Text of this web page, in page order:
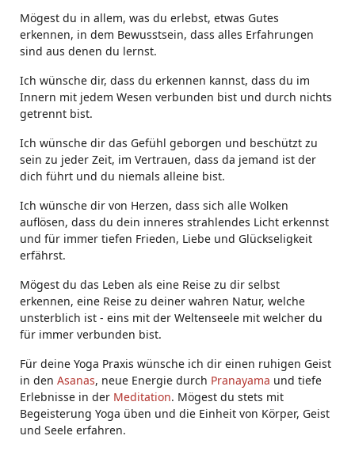
Mögest du in allem, was du erlebst, etwas Gutes
erkennen, in dem Bewusstsein, dass alles Erfahrungen
sind aus denen du lernst.
Ich wünsche dir, dass du erkennen kannst, dass du im
Innern mit jedem Wesen verbunden bist und durch nichts
getrennt bist.
Ich wünsche dir das Gefühl geborgen und beschützt zu
sein zu jeder Zeit, im Vertrauen, dass da jemand ist der
dich führt und du niemals alleine bist.
Ich wünsche dir von Herzen, dass sich alle Wolken
auflösen, dass du dein inneres strahlendes Licht erkennst
und für immer tiefen Frieden, Liebe und Glückseligkeit
erfährst.
Mögest du das Leben als eine Reise zu dir selbst
erkennen, eine Reise zu deiner wahren Natur, welche
unsterblich ist - eins mit der Weltenseele mit welcher du
für immer verbunden bist.
Für deine Yoga Praxis wünsche ich dir einen ruhigen Geist
in den Asanas, neue Energie durch Pranayama und tiefe
Erlebnisse in der Meditation. Mögest du stets mit
Begeisterung Yoga üben und die Einheit von Körper, Geist
und Seele erfahren.